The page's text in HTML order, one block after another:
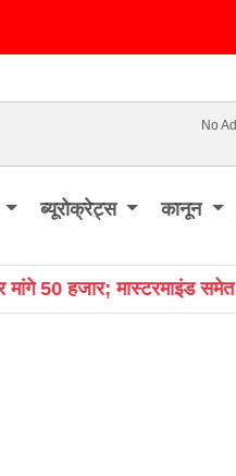
No
ब्यूरोक्रेट्स कानून
गिरफ्तार Traffic rules: